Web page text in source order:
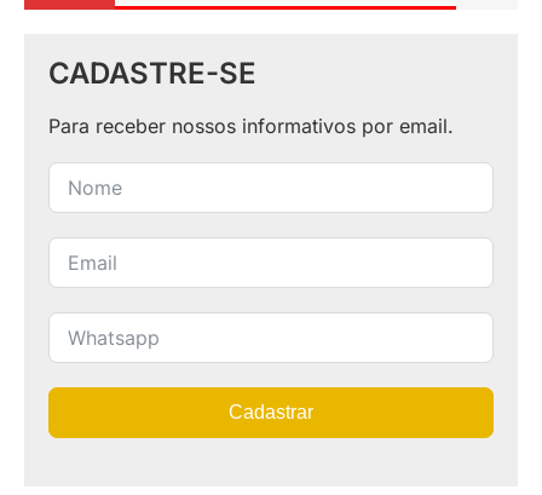
CADASTRE-SE
Para receber nossos informativos por email.
Cadastrar